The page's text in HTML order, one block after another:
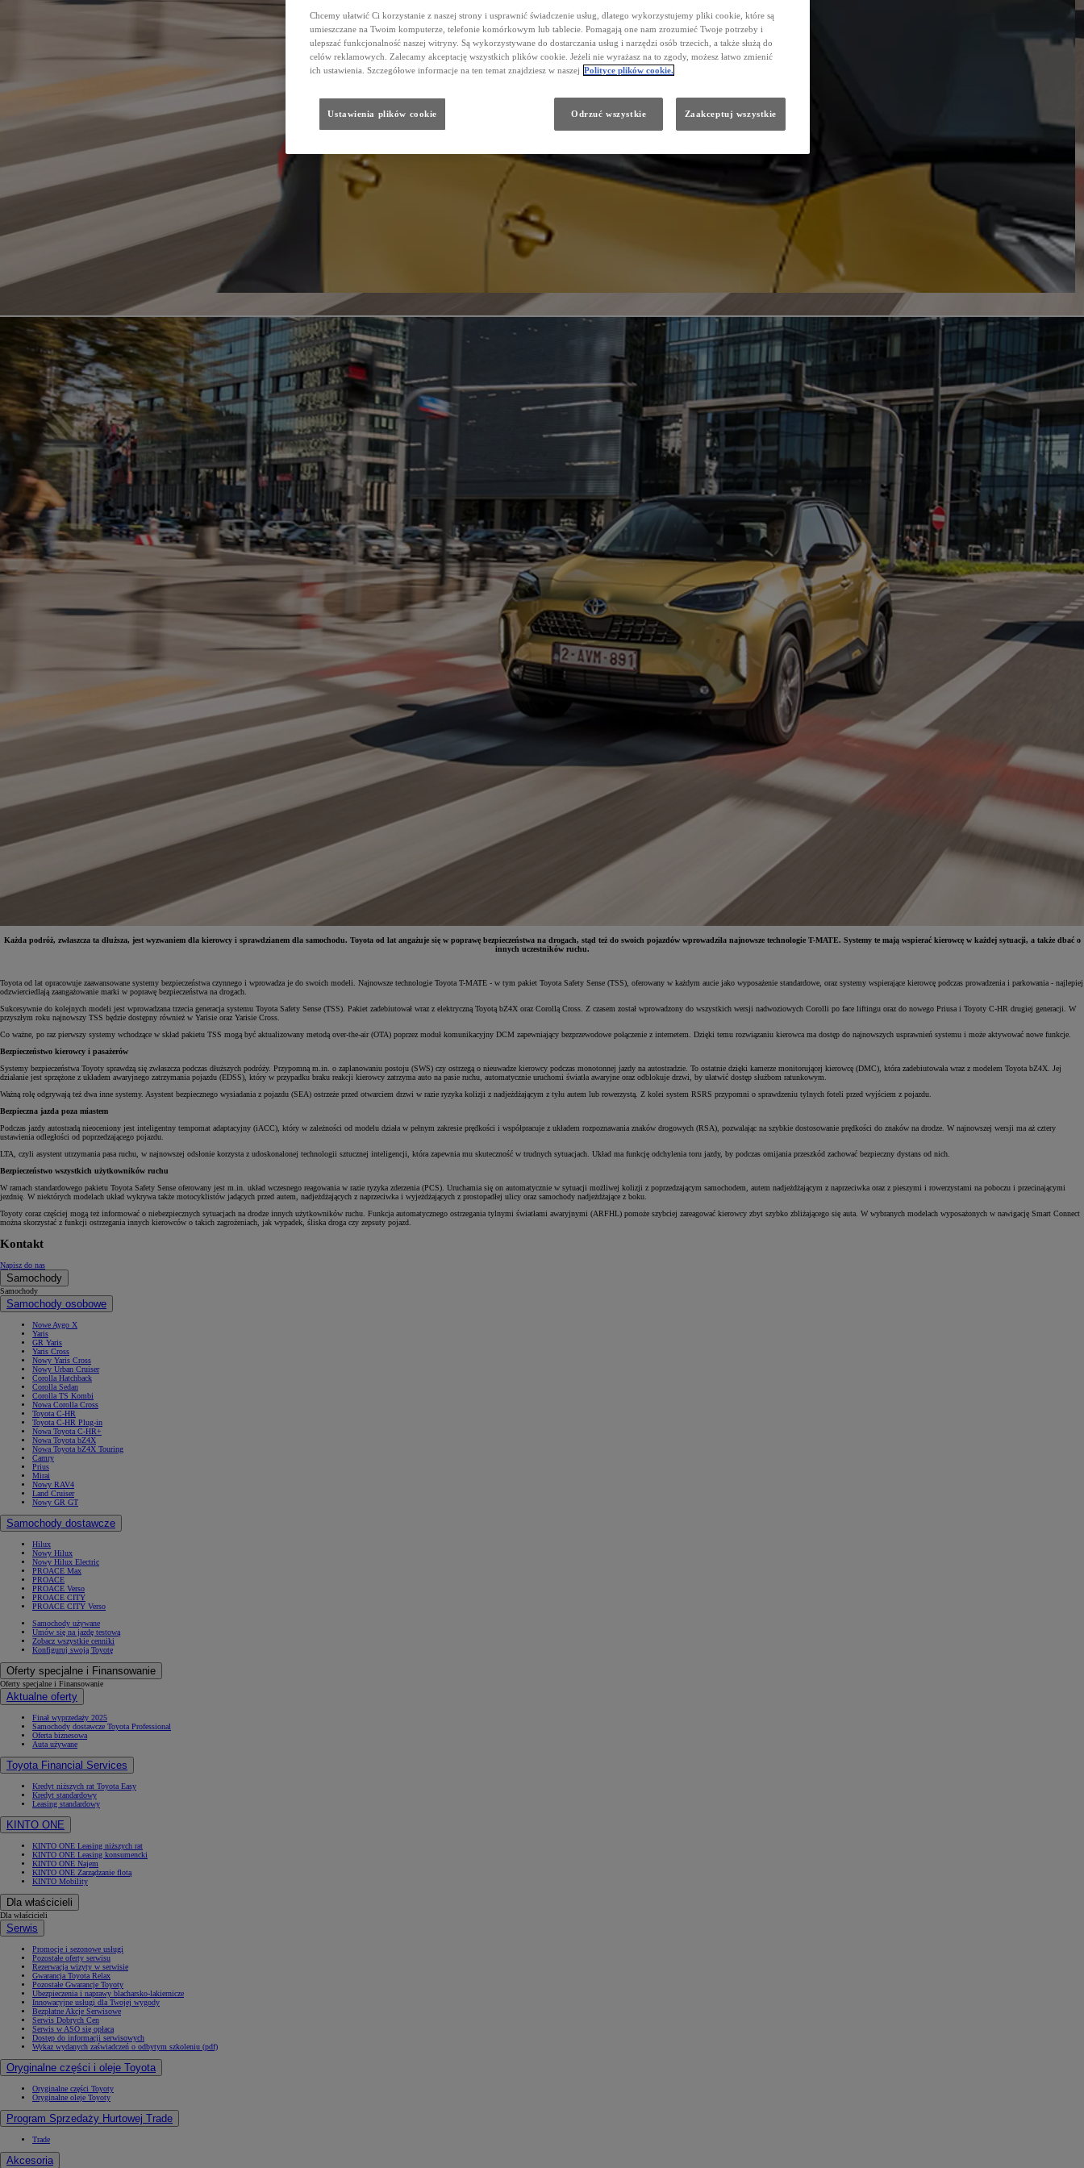
Yaris Cross
HYBRID
Każda podróż, zwłaszcza ta dłuższa, jest wyzwaniem dla kierowcy i sprawdzianem dla samochodu. Toyota od lat angażuje się w poprawę bezpieczeństwa na drogach, stąd też do swoich pojazdów wprowadziła najnowsze technologie T-MATE. Systemy te mają wspierać kierowcę w każdej sytuacji, a także dbać o
innych uczestników ruchu.
Toyota od lat opracowuje zaawansowane systemy bezpieczeństwa czynnego i wprowadza je do swoich modeli. Najnowsze technologie Toyota T-MATE - w tym pakiet Toyota Safety Sense (TSS), oferowany w każdym aucie jako wyposażenie standardowe, oraz systemy wspierające kierowcę podczas prowadzenia i parkowania - najlepiej
odzwierciedlają zaangażowanie marki w poprawę bezpieczeństwa na drogach.
Sukcesywnie do kolejnych modeli jest wprowadzana trzecia generacja systemu Toyota Safety Sense (TSS). Pakiet zadebiutował wraz z elektryczną Toyotą bZ4X oraz Corollą Cross. Z czasem został wprowadzony do wszystkich wersji nadwoziowych Corolli po face liftingu oraz do nowego Priusa i Toyoty C-HR drugiej generacji. W
przyszłym roku najnowszy TSS będzie dostępny również w Yarisie oraz Yarisie Cross.
Co ważne, po raz pierwszy systemy wchodzące w skład pakietu TSS mogą być aktualizowany metodą over-the-air (OTA) poprzez moduł komunikacyjny DCM zapewniający bezprzewodowe połączenie z internetem. Dzięki temu rozwiązaniu kierowca ma dostęp do najnowszych usprawnień systemu i może aktywować nowe funkcje.
Bezpieczeństwo kierowcy i pasażerów
Systemy bezpieczeństwa Toyoty sprawdzą się zwłaszcza podczas dłuższych podróży. Przypomną m.in. o zaplanowaniu postoju (SWS) czy ostrzegą o nieuwadze kierowcy podczas monotonnej jazdy na autostradzie. To ostatnie dzięki kamerze monitorującej kierowcę (DMC), która zadebiutowała wraz z modelem Toyota bZ4X. Jej
działanie jest sprzężone z układem awaryjnego zatrzymania pojazdu (EDSS), który w przypadku braku reakcji kierowcy zatrzyma auto na pasie ruchu, automatycznie uruchomi światła awaryjne oraz odblokuje drzwi, by ułatwić dostęp służbom ratunkowym.
Ważną rolę odgrywają też dwa inne systemy. Asystent bezpiecznego wysiadania z pojazdu (SEA) ostrzeże przed otwarciem drzwi w razie ryzyka kolizji z nadjeżdżającym z tyłu autem lub rowerzystą. Z kolei system RSRS przypomni o sprawdzeniu tylnych foteli przed wyjściem z pojazdu.
Bezpieczna jazda poza miastem
Podczas jazdy autostradą nieoceniony jest inteligentny tempomat adaptacyjny (iACC), który w zależności od modelu działa w pełnym zakresie prędkości i współpracuje z układem rozpoznawania znaków drogowych (RSA), pozwalając na szybkie dostosowanie prędkości do znaków na drodze. W najnowszej wersji ma aż cztery
ustawienia odległości od poprzedzającego pojazdu.
LTA, czyli asystent utrzymania pasa ruchu, w najnowszej odsłonie korzysta z udoskonalonej technologii sztucznej inteligencji, która zapewnia mu skuteczność w trudnych sytuacjach. Układ ma funkcję odchylenia toru jazdy, by podczas omijania przeszkód zachować bezpieczny dystans od nich.
Bezpieczeństwo wszystkich użytkowników ruchu
W ramach standardowego pakietu Toyota Safety Sense oferowany jest m.in. układ wczesnego reagowania w razie ryzyka zderzenia (PCS). Uruchamia się on automatycznie w sytuacji możliwej kolizji z poprzedzającym samochodem, autem nadjeżdżającym z naprzeciwka oraz z pieszymi i rowerzystami na poboczu i przecinającymi
jezdnię. W niektórych modelach układ wykrywa także motocyklistów jadących przed autem, nadjeżdżających z naprzeciwka i wyjeżdżających z prostopadłej ulicy oraz samochody nadjeżdżające z boku.
Toyoty coraz częściej mogą też informować o niebezpiecznych sytuacjach na drodze innych użytkowników ruchu. Funkcja automatycznego ostrzegania tylnymi światłami awaryjnymi (ARFHL) pomoże szybciej zareagować kierowcy zbyt szybko zbliżającego się auta. W wybranych modelach wyposażonych w nawigację Smart Connect
można skorzystać z funkcji ostrzegania innych kierowców o takich zagrożeniach, jak wypadek, śliska droga czy zepsuty pojazd.
Kontakt
Napisz do nas
Samochody
Samochody
Samochody osobowe
Nowe Aygo X
Yaris
GR Yaris
Yaris Cross
Nowy Yaris Cross
Nowy Urban Cruiser
Corolla Hatchback
Corolla Sedan
Corolla TS Kombi
Nowa Corolla Cross
Toyota C-HR
Toyota C-HR Plug-in
Nowa Toyota C-HR+
Nowa Toyota bZ4X
Nowa Toyota bZ4X Touring
Camry
Prius
Mirai
Nowy RAV4
Land Cruiser
Nowy GR GT
Samochody dostawcze
Hilux
Nowy Hilux
Nowy Hilux Electric
PROACE Max
PROACE
PROACE Verso
PROACE CITY
PROACE CITY Verso
Samochody używane
Umów się na jazdę testową
Zobacz wszystkie cenniki
Konfiguruj swoją Toyotę
Oferty specjalne i Finansowanie
Oferty specjalne i Finansowanie
Aktualne oferty
Finał wyprzedaży 2025
Samochody dostawcze Toyota Professional
Oferta biznesowa
Auta używane
Toyota Financial Services
Kredyt niższych rat Toyota Easy
Kredyt standardowy
Leasing standardowy
KINTO ONE
KINTO ONE Leasing niższych rat
KINTO ONE Leasing konsumencki
KINTO ONE Najem
KINTO ONE Zarządzanie flotą
KINTO Mobility
Dla właścicieli
Dla właścicieli
Serwis
Promocje i sezonowe usługi
Pozostałe oferty serwisu
Rezerwacja wizyty w serwisie
Gwarancja Toyota Relax
Pozostałe Gwarancje Toyoty
Ubezpieczenia i naprawy blacharsko-lakiernicze
Innowacyjne usługi dla Twojej wygody
Bezpłatne Akcje Serwisowe
Serwis Dobrych Cen
Serwis w ASO się opłaca
Dostęp do informacji serwisowych
Wykaz wydanych zaświadczeń o odbytym szkoleniu (pdf)
Oryginalne części i oleje Toyota
Oryginalne części Toyoty
Oryginalne oleje Toyoty
Program Sprzedaży Hurtowej Trade
Trade
Akcesoria
Chcemy ułatwić Ci korzystanie z naszej strony i usprawnić świadczenie usług, dlatego wykorzystujemy pliki cookie, które są
umieszczane na Twoim komputerze, telefonie komórkowym lub tablecie. Pomagają one nam zrozumieć Twoje potrzeby i
ulepszać funkcjonalność naszej witryny. Są wykorzystywane do dostarczania usług i narzędzi osób trzecich, a także służą do
celów reklamowych. Zalecamy akceptację wszystkich plików cookie. Jeżeli nie wyrażasz na to zgody, możesz łatwo zmienić
ich ustawienia. Szczegółowe informacje na ten temat znajdziesz w naszej Polityce plików cookie.
Ustawienia plików cookie Odrzuć wszystkie Zaakceptuj wszystkie